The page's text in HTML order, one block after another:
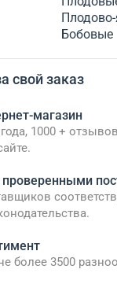
Бобовые
свой заказ
магазин
1000 +
более 3500